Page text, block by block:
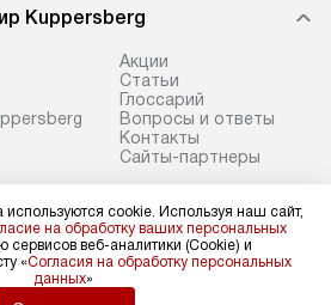
прибора
до места
прибора: если
его
нишу или на
к
После этого
запуск и
Kuppersberg
Акции
Cтатьи
Глоссарий
Вопросы и ответы
Контакты
Сайты-партнеры
физических лиц
russia.ru
юридических лиц
cookie. Используя наш сайт,
на обработку ваших персональных
сервисов веб-аналитики (Cookie) и
«Согласия на обработку персональных
данных»